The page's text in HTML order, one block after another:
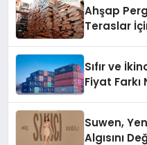
Ahşap
Teraslar
Sıfır ve
Fiyat Farkı
Suwen,
Algısını